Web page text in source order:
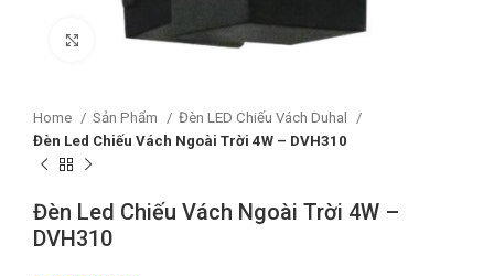
Click to enlarge
Home Sản Phẩm
Đèn LED Chiếu Vách Duhal
Đèn Led Chiếu Vách Ngoài Trời 4W – DVH310
Đèn Led Chiếu Vách Ngoài Trời 4W –
DVH310